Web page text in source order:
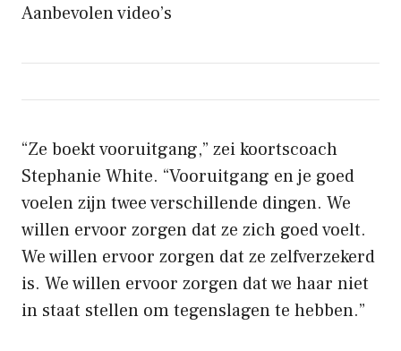
Aanbevolen video’s
“Ze boekt vooruitgang,” zei koortscoach
Stephanie White. “Vooruitgang en je goed
voelen zijn twee verschillende dingen. We
willen ervoor zorgen dat ze zich goed voelt.
We willen ervoor zorgen dat ze zelfverzekerd
is. We willen ervoor zorgen dat we haar niet
in staat stellen om tegenslagen te hebben.”